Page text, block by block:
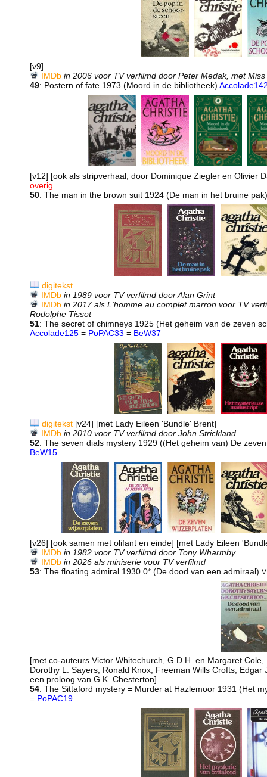
[v9]
IMDb in 2006 voor TV verfilmd door Peter Medak, met
49: Postern of fate 1973 (Moord in de bibliotheek)
[v12] [ook als stripverhaal, door Dominique Ziegler en Olivier
overig
50: The man in the brown suit 1924 (De man in het bruine
digitekst
IMDb in 1989 voor TV verfilmd door Alan Grint
IMDb in 2017 als L'homme au complet marron voor TV
Rodolphe Tissot
51: The secret of chimneys 1925 (Het geheim van de zeven
Accolade125 = PoPAC33 = BeW37
digitekst [v24] [met Lady Eileen 'Bundle' Brent]
IMDb in 2010 voor TV verfilmd door John Strickland
52: The seven dials mystery 1929 ((Het geheim van) De
BeW15
[v26] [ook samen met olifant en einde] [met Lady Eileen
IMDb in 1982 voor TV verfilmd door Tony Wharmby
IMDb in 2026 als miniserie voor TV verfilmd
53: The floating admiral 1930 0* (De dood van een admiraal)
[met co-auteurs Victor Whitechurch, G.D.H. en Margaret
Dorothy L. Sayers, Ronald Knox, Freeman Wills Crofts,
een proloog van G.K. Chesterton]
54: The Sittaford mystery = Murder at Hazlemoor 1931 (Het
= PoPAC19